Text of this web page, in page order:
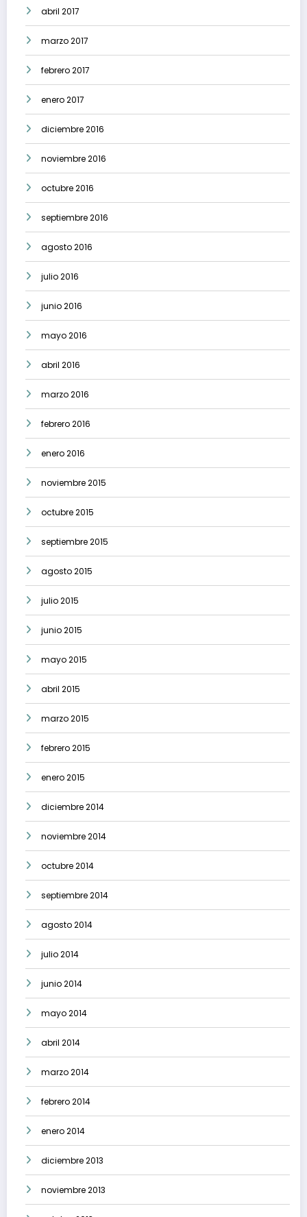
abril 2017
marzo 2017
febrero 2017
enero 2017
diciembre 2016
noviembre 2016
octubre 2016
septiembre 2016
agosto 2016
julio 2016
junio 2016
mayo 2016
abril 2016
marzo 2016
febrero 2016
enero 2016
noviembre 2015
octubre 2015
septiembre 2015
agosto 2015
julio 2015
junio 2015
mayo 2015
abril 2015
marzo 2015
febrero 2015
enero 2015
diciembre 2014
noviembre 2014
octubre 2014
septiembre 2014
agosto 2014
julio 2014
junio 2014
mayo 2014
abril 2014
marzo 2014
febrero 2014
enero 2014
diciembre 2013
noviembre 2013